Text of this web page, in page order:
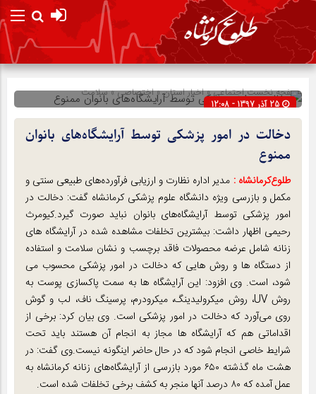
صفحه نخستاجتماعی»اخبار استان»اختصاصی»سلامت
25 آذر 1397 - 12:08
شناسه : 13481
دخالت در امور پزشکی توسط آرایشگاه‌های بانوان
ممنوع
طلوع‌‌کرمانشاه : مدیر اداره نظارت و ارزیابی فرآورده‌های طبیعی سنتی و
مکمل و بازرسی ویژه دانشگاه علوم پزشکی کرمانشاه گفت: دخالت در
امور پزشکی توسط آرایشگاه‌های بانوان نباید صورت گیرد.کیومرث
رحیمی اظهار داشت: بیشترین تخلفات مشاهده شده در آرایشگاه های
زنانه شامل عرضه محصولات فاقد برچسب و نشان سلامت و استفاده
از دستگاه ها و روش هایی که دخالت در امور پزشکی محسوب می
شود، است. وی افزود: این آرایشگاه ها به سمت پاکسازی پوست به
روش UV، روش میکرولیدینگ، میکرودرم، پرسینگ ناف، لب و گوش
روی می‌آورد که دخالت در امور پزشکی است. وی بیان کرد: برخی از
اقداماتی هم که آرایشگاه ها مجاز به انجام آن هستند باید تحت
شرایط خاصی انجام شود که در حال حاضر اینگونه نیست.وی گفت: در
هشت ماه گذشته ۶۵۰ مورد بازرسی از آرایشگاه‌های زنانه کرمانشاه به
عمل آمده که ۸۰ درصد آنها منجر به کشف برخی تخلفات شده است.